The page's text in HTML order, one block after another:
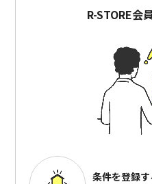
R-STORE会
条件を登録